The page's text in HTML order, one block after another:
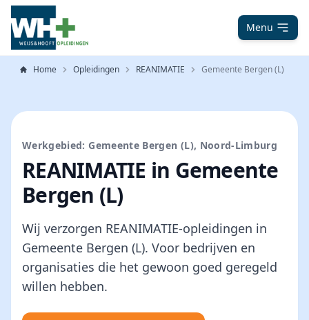
Menu
Home Opleidingen REANIMATIE Gemeente Bergen (L)
Werkgebied: Gemeente Bergen (L), Noord-Limburg
REANIMATIE in Gemeente
Bergen (L)
Wij verzorgen REANIMATIE-opleidingen in
Gemeente Bergen (L). Voor bedrijven en
organisaties die het gewoon goed geregeld
willen hebben.